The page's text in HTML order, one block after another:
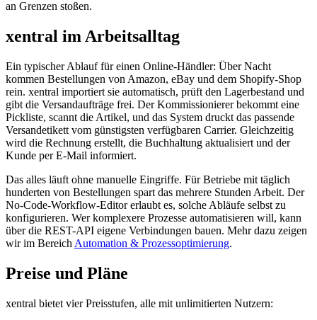
an Grenzen stoßen.
xentral im Arbeitsalltag
Ein typischer Ablauf für einen Online-Händler: Über Nacht
kommen Bestellungen von Amazon, eBay und dem Shopify-Shop
rein. xentral importiert sie automatisch, prüft den Lagerbestand und
gibt die Versandaufträge frei. Der Kommissionierer bekommt eine
Pickliste, scannt die Artikel, und das System druckt das passende
Versandetikett vom günstigsten verfügbaren Carrier. Gleichzeitig
wird die Rechnung erstellt, die Buchhaltung aktualisiert und der
Kunde per E-Mail informiert.
Das alles läuft ohne manuelle Eingriffe. Für Betriebe mit täglich
hunderten von Bestellungen spart das mehrere Stunden Arbeit. Der
No-Code-Workflow-Editor erlaubt es, solche Abläufe selbst zu
konfigurieren. Wer komplexere Prozesse automatisieren will, kann
über die REST-API eigene Verbindungen bauen. Mehr dazu zeigen
wir im Bereich Automation & Prozessoptimierung.
Preise und Pläne
xentral bietet vier Preisstufen, alle mit unlimitierten Nutzern: